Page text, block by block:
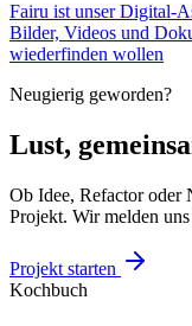
Fairu ist unser Digital-
Bilder, Videos und
wiederfinden wollen
Neugierig geworden?
Lust,
Ob Idee, Refactor
Projekt. Wir melden
Projekt starten
Kochbuch